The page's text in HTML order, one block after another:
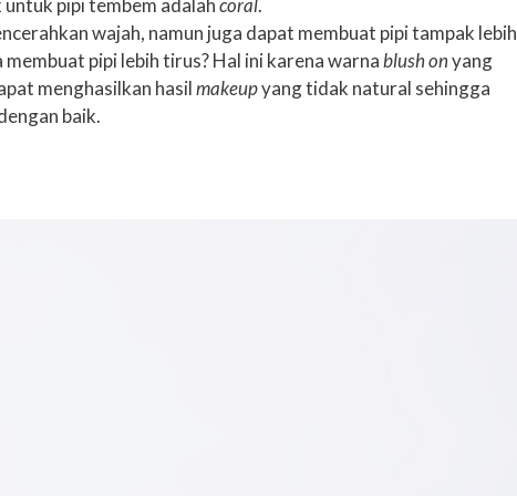
pipi tembem adalahcoral.
wajah, namun juga dapat membuat pipi tampak lebih
pipi lebih tirus? Hal ini karena warnablush onyang
menghasilkan hasilmakeupyang tidak natural sehingga
baik.